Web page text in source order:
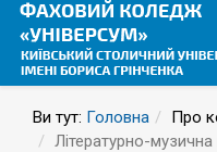
Ви тут: Головна Про
Літературно-